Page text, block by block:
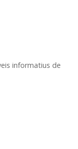
informatius de